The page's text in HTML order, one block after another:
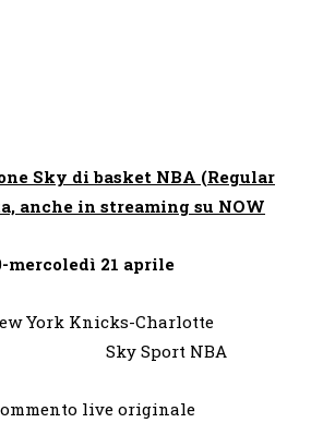
Sky di basket NBA (Regular
anche in streaming su NOW
mercoledì 21 aprile
Knicks-Charlotte
Sport NBA
live originale